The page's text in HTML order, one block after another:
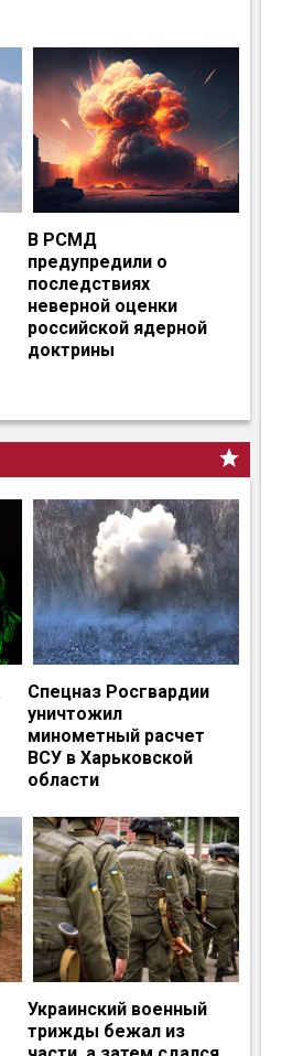
В РСМД
предупредили о
последствиях
неверной оценки
российской ядерной
доктрины
Спецназ Росгвардии
уничтожил
минометный расчет
ВСУ в Харьковской
области
Украинский военный
трижды бежал из